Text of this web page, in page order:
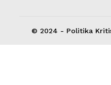
© 2024 - Politika